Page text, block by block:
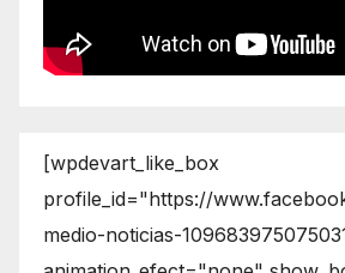
[wpdevart_like_box
profile_id="https://
medio-noticias-